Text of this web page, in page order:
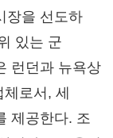
장을 선도하
있는 군
런던과 뉴욕상
로서, 세
제공한다. 조